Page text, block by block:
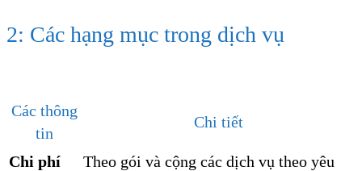
2: Các hạng mục trong dịch vụ
Các thông
tin
Chi tiết
Chi phí
Theo gói và cộng các dịch vụ theo yêu